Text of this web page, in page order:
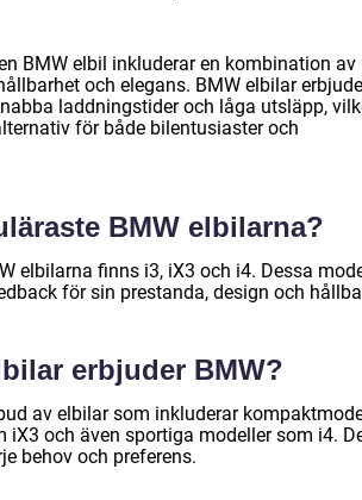
BMW elbil inkluderar en kombination av
och elegans. BMW elbilar
laddningstider och låga utsläpp,
för både bilentusiaster och
BMW elbilarna?
elbilarna finns i3, iX3 och i4. Dessa
för sin prestanda, design och
erbjuder BMW?
av elbilar som inkluderar
iX3 och även sportiga modeller som i4.
behov och preferens.